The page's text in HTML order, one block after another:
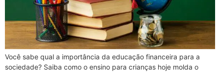
Você sabe qual a importância da educação financeira para a
sociedade? Saiba como o ensino para crianças hoje molda o